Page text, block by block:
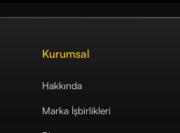
Kurumsal
Hakkında
Marka İşbirlikleri